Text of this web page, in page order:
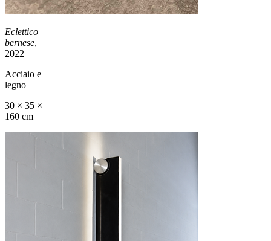
Eclettico
bernese,
2022
Acciaio e
legno
30 × 35 ×
160 cm